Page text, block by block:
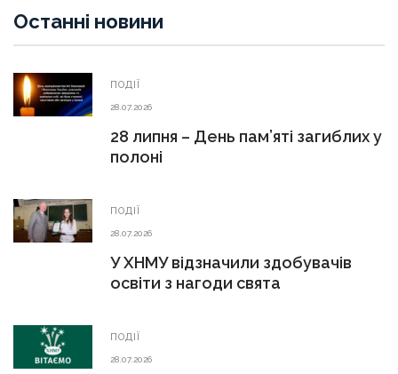
Останні новини
ПОДІЇ
28.07.2026
28 липня – День пам’яті загиблих у
полоні
ПОДІЇ
28.07.2026
У ХНМУ відзначили здобувачів
освіти з нагоди свята
ПОДІЇ
28.07.2026